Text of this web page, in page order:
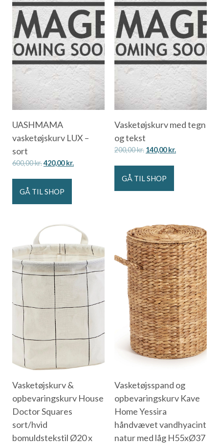
UASHMAMA
vasketøjskurv LUX –
sort
600,00kr.420,00kr.
GÅ TIL SHOP
Vasketøjskurv med tegn
og tekst
200,00kr. 140,00kr.
GÅ TIL SHOP
Vasketøjskurv &
opbevaringskurv House
Doctor Squares
sort/hvid
bomuldstekstil Ø20 x
Vasketøjsspand og
opbevaringskurv Kave
Home Yessira
håndvævet vandhyacint
natur med låg H55xØ37